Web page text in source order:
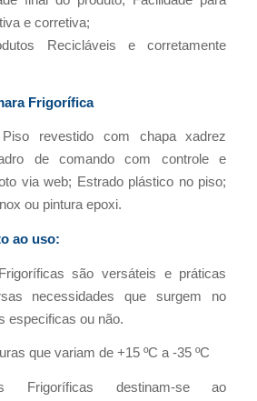
e corretiva;
Recicláveis e corretamente
Frigorífica
revestido com chapa xadrez
de comando com controle e
via web; Estrado plástico no piso;
ou pintura epoxi.
ao uso:
são versáteis e práticas
necessidades que surgem no
especificas ou não.
que variam de +15 ºC a -35 ºC
Frigoríficas destinam-se ao